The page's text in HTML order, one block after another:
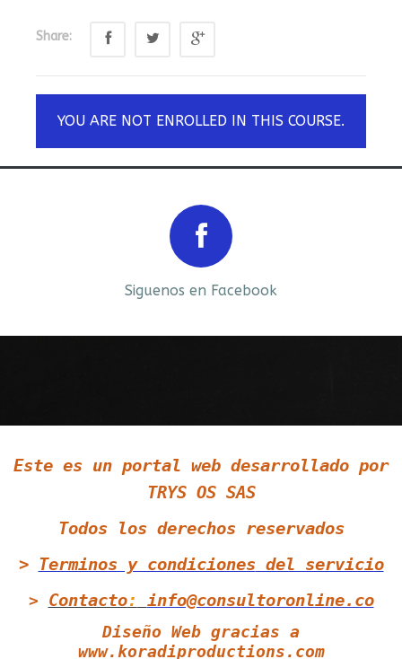
Share:
YOU ARE NOT ENROLLED IN THIS COURSE.
Siguenos en Facebook
Este es un portal web desarrollado por
TRYS OS SAS
Todos los derechos reservados
> Terminos y condiciones del servicio
> Contacto: info@consultoronline.co
Diseño Web gracias a
www.koradiproductions.com